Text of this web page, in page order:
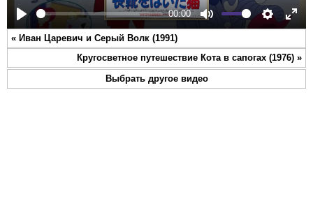
Play
00:00
Mute Settings
« Иван Царевич и Серый Волк (1991)
Кругосветное путешествие Кота в сапогах (1976) »
Выбрать другое видео